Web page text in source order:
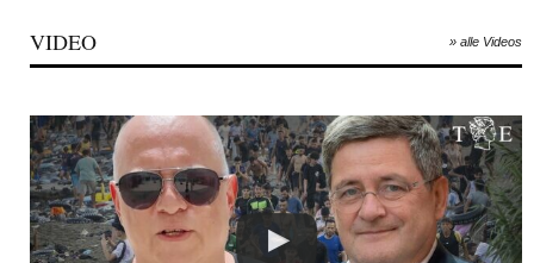
VIDEO » alle Videos